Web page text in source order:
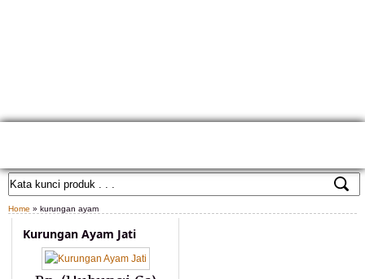
Home » kurungan ayam
Kurungan Ayam Jati